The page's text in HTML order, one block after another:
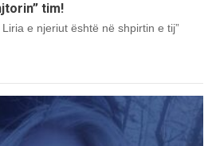
tim!
e njeriut është në shpirtin e tij”